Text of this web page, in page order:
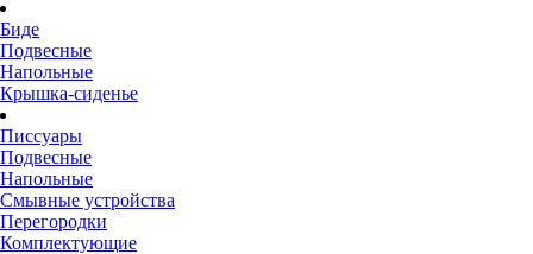
Биде
Подвесные
Напольные
Крышка-сиденье
Писсуары
Подвесные
Напольные
Смывные устройства
Перегородки
Комплектующие